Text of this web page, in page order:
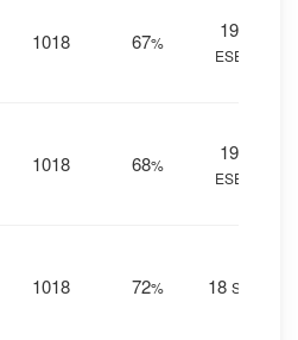
1018 67%
19
ESE
1018 68%
19
ESE
1018 72% 18 SE